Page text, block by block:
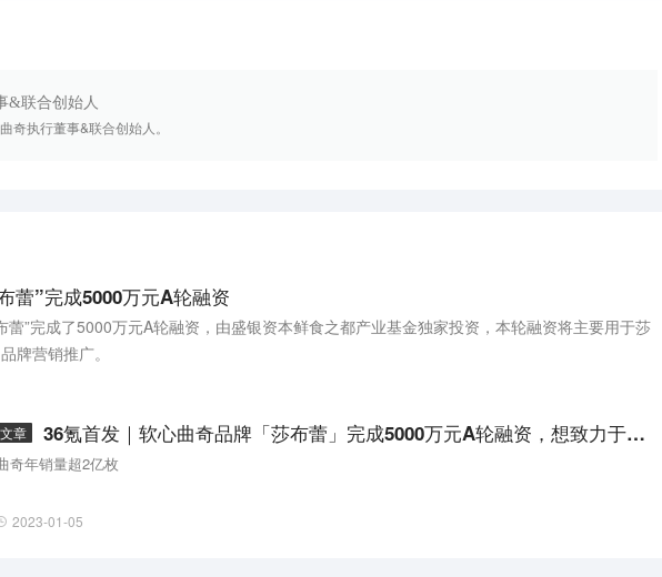
&联合创始人
奇执行董事&联合创始人。
蕾”完成5000万元A轮融资
蕾”完成了5000万元A轮融资，由盛银资本鲜食之都产业基金独家投资，本轮融资将主要用于莎
牌营销推广。
文章 36氪首发｜软心曲奇品牌「莎布蕾」完成5000万元A轮融资，想致力于做中国人自己的曲奇
奇年销量超2亿枚
2023-01-05